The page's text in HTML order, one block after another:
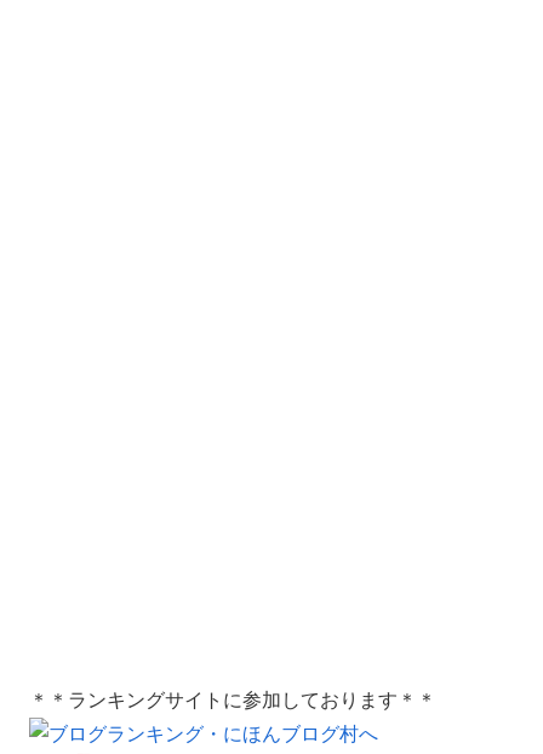
＊＊ランキングサイトに参加しております＊＊